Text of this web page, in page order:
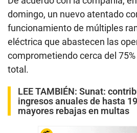
domingo, un nuevo atentado
funcionamiento de múltiples
eléctrica que abastecen las
comprometiendo cerca del
total.
LEE TAMBIÉN: Sunat:
ingresos anuales de hasta
mayores rebajas en multas